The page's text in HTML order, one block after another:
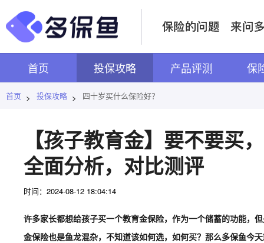
首页 投保攻略 产品评测 保
首页 > 投保攻略 > 四十岁买什么保险好？
【孩子教育金】要不要买
全面分析，对比测评
时间：2024-08-12 18:04:14
许多家长都想给孩子买一个教育金保险，作为一个储蓄的功能，
金保险也是鱼龙混杂，不知道该如何选，如何买？那么多保鱼今